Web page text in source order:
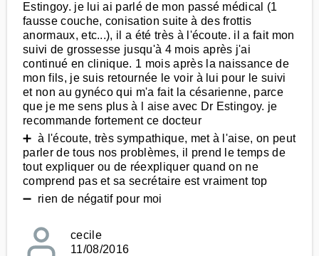
Estingoy. je lui ai parlé de mon passé médical (1
fausse couche, conisation suite à des frottis
anormaux, etc...), il a été très à l'écoute. il a fait mon
suivi de grossesse jusqu'à 4 mois après j'ai
continué en clinique. 1 mois après la naissance de
mon fils, je suis retournée le voir à lui pour le suivi
et non au gynéco qui m'a fait la césarienne, parce
que je me sens plus à l aise avec Dr Estingoy. je
recommande fortement ce docteur
➕ à l'écoute, très sympathique, met à l'aise, on peut
parler de tous nos problèmes, il prend le temps de
tout expliquer ou de réexpliquer quand on ne
comprend pas et sa secrétaire est vraiment top
➖ rien de négatif pour moi
cecile
11/08/2016